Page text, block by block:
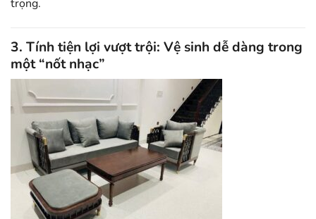
trọng.
3. Tính tiện lợi vượt trội: Vệ sinh dễ dàng trong
một “nốt nhạc”